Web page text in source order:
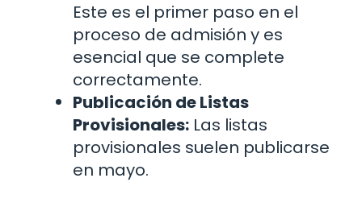
Este es el primer paso en el
proceso de admisión y es
esencial que se complete
correctamente.
Publicación de Listas
Provisionales: Las listas
provisionales suelen publicarse
en mayo.